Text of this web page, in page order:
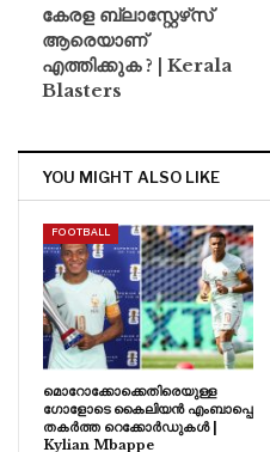
കേരള ബ്ലാസ്റ്റേഴ്‌സ്
ആരെയാണ്
എത്തിക്കുക ? | Kerala
Blasters
YOU MIGHT ALSO LIKE
FOOTBALL
മൊറോക്കോക്കെതിരെയുള്ള
ഗോളോടെ കൈലിയൻ എംബാപ്പെ
തകർത്ത റെക്കോർഡുകൾ |
Kylian Mbappe